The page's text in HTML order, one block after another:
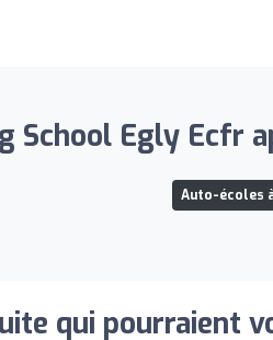
School Egly Ecfr
Auto-écoles
qui pourraient